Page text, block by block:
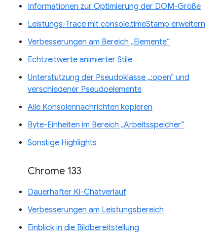
Informationen zur Optimierung der DOM-Größe
Leistungs-Trace mit console.timeStamp erweitern
Verbesserungen am Bereich „Elemente“
Echtzeitwerte animierter Stile
Unterstützung der Pseudoklasse „:open“ und
verschiedener Pseudoelemente
Alle Konsolennachrichten kopieren
Byte-Einheiten im Bereich „Arbeitsspeicher“
Sonstige Highlights
Chrome 133
Dauerhafter KI-Chatverlauf
Verbesserungen am Leistungsbereich
Einblick in die Bildbereitstellung